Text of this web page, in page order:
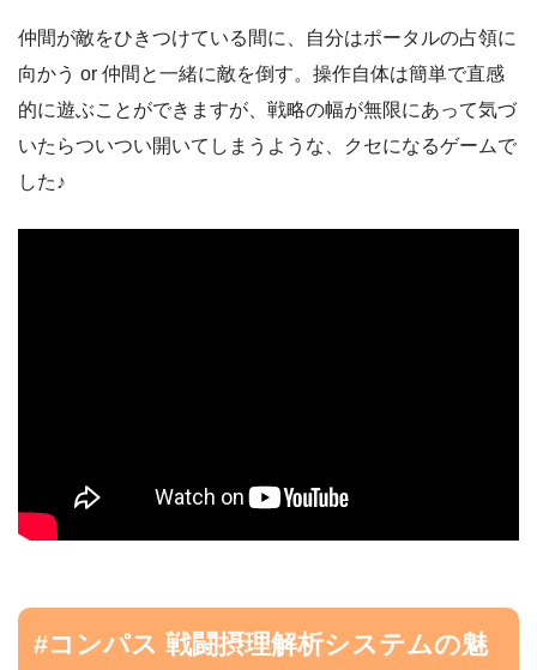
仲間が敵をひきつけている間に、自分はポータルの占領に
向かう or 仲間と一緒に敵を倒す。操作自体は簡単で直感
的に遊ぶことができますが、戦略の幅が無限にあって気づ
いたらついつい開いてしまうような、クセになるゲームで
した♪
#コンパス 戦闘摂理解析システムの魅